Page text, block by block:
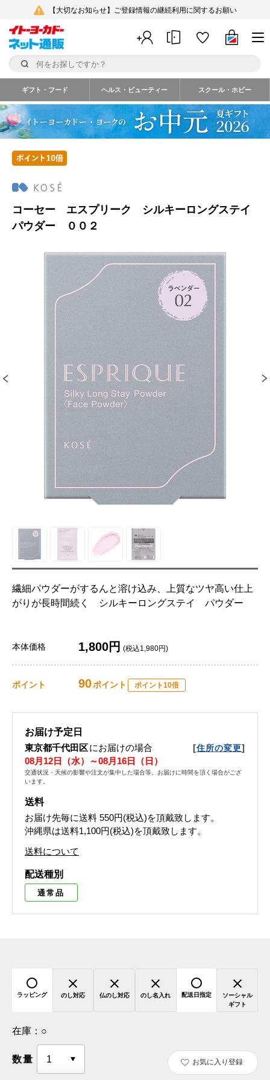
【大切なお知らせ】ご登録情報の継続利用に関するお願い
ギフト・フード ヘルス・ビューティー スクール・ホビー
コーセー エスプリーク シルキーロングステイ
パウダー ００２
繊細パウダーがするんと溶け込み、上質なツヤ高い仕上
がりが長時間続く シルキーロングステイ パウダー
本体価格 1,800円 (税込1,980円)
ポイント 90ポイント ポイント10倍
お届け予定日
東京都千代田区にお届けの場合 [住所の変更]
08月12日（水）～08月16日（日）
交通状況・天候の影響や注文が集中した場合等、お届けに時間を頂く場合がござ
います。
送料
お届け先毎に送料 550円(税込)を頂戴致します。
沖縄県は送料1,100円(税込)を頂戴致します。
送料について
配送種別
通常品
ラッピング のし対応 仏のし対応 のし名入れ 配送日指定
ソーシャル
ギフト
在庫： ○
数量 お気に入り登録